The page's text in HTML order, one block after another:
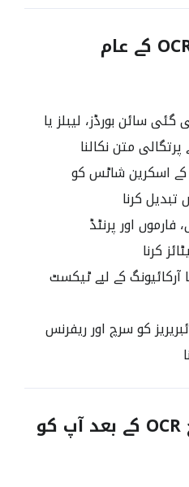
پرتگالی امیج OCR کے عام
سائن بورڈز، لیبلز یا
متن نکالنا
کے اسکرین شاٹس کو
کرنا
فارموں اور پرنٹڈ
کرنا
آرکائیونگ کے لیے ٹیکسٹ
کو سرچ اور ریفرنس
پرتگالی امیج OCR کے بعد آپ کو